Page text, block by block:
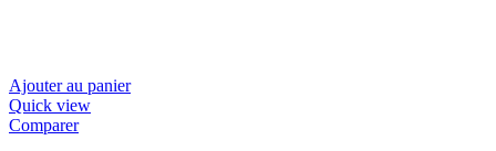
Ajouter au panier
Quick view
Comparer